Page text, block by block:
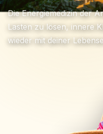
Die Energiemedizin der
Lasten zu lösen, innere
wieder mit deiner